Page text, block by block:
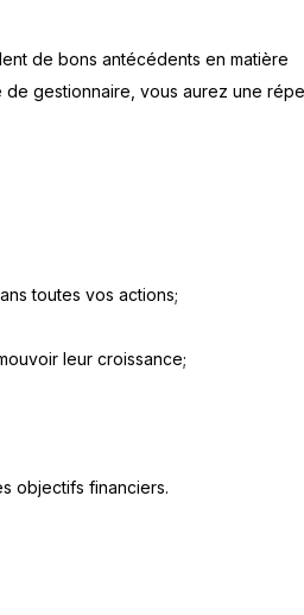
de bons antécédents en matière
de gestionnaire, vous aurez une
toutes vos actions;
leur croissance;
objectifs financiers.